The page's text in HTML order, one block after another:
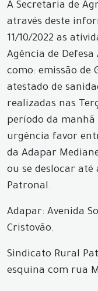
A Secretaria de
através deste
11/10/2022 as
Agência de
como: emissão de
atestado de
realizadas nas
período da manhã
urgência favor
da Adapar
ou se deslocar até
Patronal.
Adapar: Avenida
Cristovão.
Sindicato Rural
esquina com rua